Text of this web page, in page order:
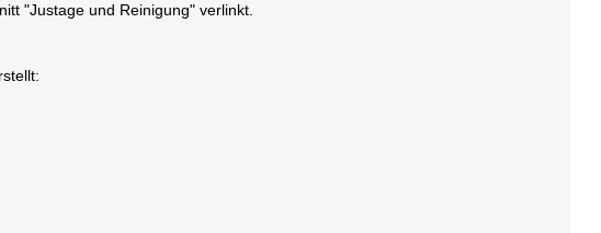
"Justage und Reinigung" verlinkt.